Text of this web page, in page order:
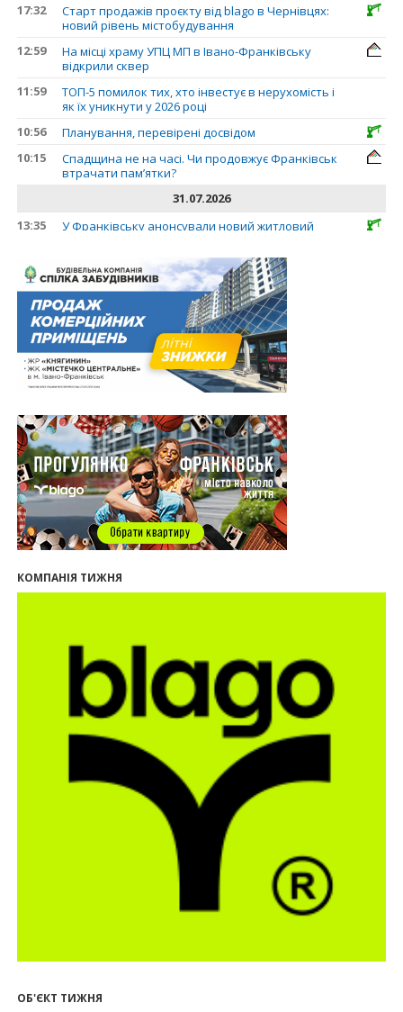
17:32
Старт продажів проєкту від blago в Чернівцях:
новий рівень містобудування
12:59
На місці храму УПЦ МП в Івано-Франківську
відкрили сквер
11:59
ТОП-5 помилок тих, хто інвестує в нерухомість і
як їх уникнути у 2026 році
10:56
Планування, перевірені досвідом
10:15
Спадщина не на часі. Чи продовжує Франківськ
втрачати пам’ятки?
31.07.2026
13:35
У Франківську анонсували новий житловий
30.07.2026
15:01
Ринок житла зміщується на захід: Франківськ —
серед лідерів за зростанням цін на новобудови
13:04
“Мене все у Франківську дивує”: архітектор Ігор
Панчишин про спадщину, забудову та
майбутнє міста
29.07.2026
13:31
Спадщина не на часі. Чи продовжує Франківськ
втрачати пам’ятки?
12:26
В Івано-Франківську розпочали будівництво
нового житлового масиву «Надрічний»
09:32
У Франківську провели конференцію для
фахівців ринку нерухомості та девелоперів
27.07.2026
для Івано-Франківська
22.07.2026
Літо вигідних інвестицій: комерційні
приміщення зі знижками
21.07.2026
Як вибрати кольори для кухні у 2026 році
20.07.2026
У Поляниці та Франківську прокуратура стягує
понад 13 млн грн пайових внесків
17.07.2026
П’ятий фасад замість кондиціонера
приміщення зі знижками до -7%
“Княгинин”
КОМПАНІЯ ТИЖНЯ
ОБ'ЄКТ ТИЖНЯ